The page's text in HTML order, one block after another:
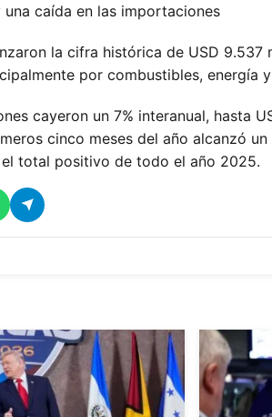
caída en las importaciones
la cifra histórica de USD 9.537
por combustibles, energía
cayeron un 7% interanual, hasta
cinco meses del año alcanzó
total positivo de todo el año 2025.